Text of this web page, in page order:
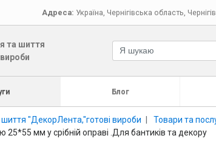
Адреса: Україна Чернігівська область Чернігів
та шиття
Блог
"ДекорЛента,"готові вироби Товари та
мм у срібній оправі .Для бантиків та декору